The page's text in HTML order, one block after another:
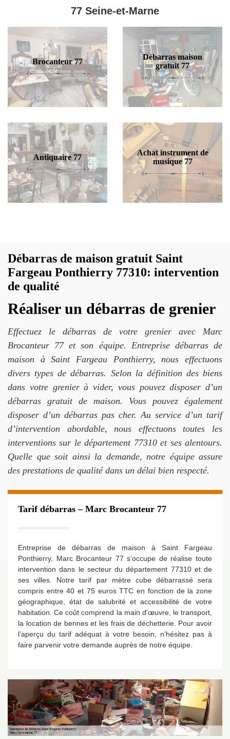
77 Seine-et-Marne
Brocanteur 77
Débarras maison
gratuit 77
Antiquaire 77
Achat instrument de
musique 77
Débarras de maison gratuit Saint
Fargeau Ponthierry 77310: intervention
de qualité
Réaliser un débarras de grenier
Effectuez le débarras de votre grenier avec Marc
Brocanteur 77 et son équipe. Entreprise débarras de
maison à Saint Fargeau Ponthierry, nous effectuons
divers types de débarras. Selon la définition des biens
dans votre grenier à vider, vous pouvez disposer d’un
débarras gratuit de maison. Vous pouvez également
disposer d’un débarras pas cher. Au service d’un tarif
d’intervention abordable, nous effectuons toutes les
interventions sur le département 77310 et ses alentours.
Quelle que soit ainsi la demande, notre équipe assure
des prestations de qualité dans un délai bien respecté.
Tarif débarras – Marc Brocanteur 77
Entreprise de débarras de maison à Saint Fargeau
Ponthierry, Marc Brocanteur 77 s’occupe de réalise toute
intervention dans le secteur du département 77310 et de
ses villes. Notre tarif par mètre cube débarrassé sera
compris entre 40 et 75 euros TTC en fonction de la zone
géographique, état de salubrité et accessibilité de votre
habitation. Ce coût comprend la main d'œuvre, le transport,
la location de bennes et les frais de déchetterie. Pour avoir
l’aperçu du tarif adéquat à votre besoin, n’hésitez pas à
faire parvenir votre demande auprès de notre équipe.